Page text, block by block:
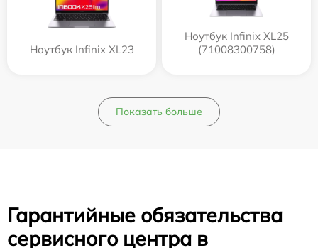
Ноутбук Infinix XL23
Ноутбук Infinix XL25
(71008300758)
Показать больше
Гарантийные обязательства
сервисного центра в